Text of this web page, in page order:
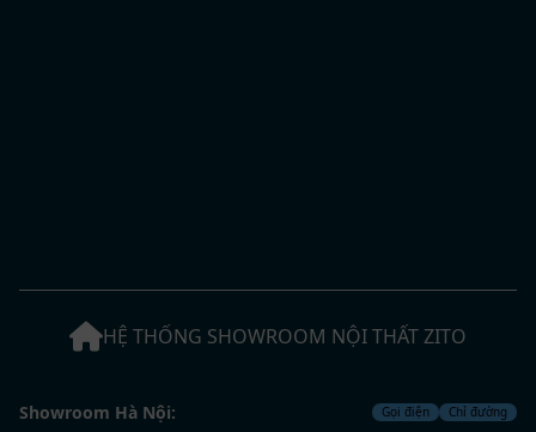
HỆ THỐNG SHOWROOM NỘI THẤT ZITO
Showroom Hà Nội: Gọi điện Chỉ đường